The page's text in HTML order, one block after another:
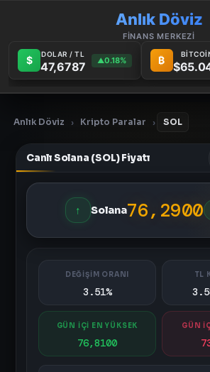
Anlık Döviz
FİNANS MERKEZİ
$ DOLAR / TL
47,6787 ▲0.18% ₿
Anlık Döviz › Kripto Paralar › SOL
Canlı Solana (SOL) Fiyatı
↑ Solana76,2900
DEĞİŞİM ORANI
3.51%
TL
GÜN İÇİ EN YÜKSEK
76,8100
GÜN